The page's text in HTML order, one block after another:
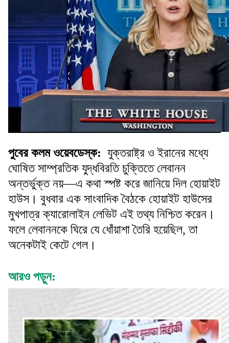
পুবের কলম ওয়েবডেস্ক: যুক্তরাষ্ট্র ও ইরানের মধ্যে
ঘোষিত সাম্প্রতিক যুদ্ধবিরতি চুক্তিতে লেবানন
অন্তর্ভুক্ত নয়—এ কথা স্পষ্ট করে জানিয়ে দিল হোয়াইট
হাউস। বুধবার এক সাংবাদিক বৈঠকে হোয়াইট হাউসের
মুখপাত্র ক্যারোলাইন লেভিট এই তথ্য নিশ্চিত করেন।
ফলে লেবাননকে ঘিরে যে ধোঁয়াশা তৈরি হয়েছিল, তা
অনেকটাই কেটে গেল।
আরও পড়ুন: